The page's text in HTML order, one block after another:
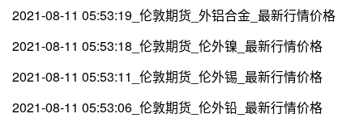
2021-08-11 05:53:19_伦敦期货_外铝合金_最新行情价格
2021-08-11 05:53:18_伦敦期货_伦外镍_最新行情价格
2021-08-11 05:53:11_伦敦期货_伦外锡_最新行情价格
2021-08-11 05:53:06_伦敦期货_伦外铅_最新行情价格